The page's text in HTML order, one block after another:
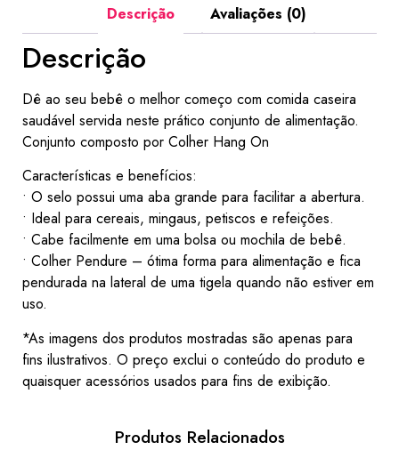
Descrição Avaliações (0)
Descrição
Dê ao seu bebê o melhor começo com comida caseira
saudável servida neste prático conjunto de alimentação.
Conjunto composto por Colher Hang On
Características e benefícios:
• O selo possui uma aba grande para facilitar a abertura.
• Ideal para cereais, mingaus, petiscos e refeições.
• Cabe facilmente em uma bolsa ou mochila de bebê.
• Colher Pendure – ótima forma para alimentação e fica
pendurada na lateral de uma tigela quando não estiver em
uso.
*As imagens dos produtos mostradas são apenas para
fins ilustrativos. O preço exclui o conteúdo do produto e
quaisquer acessórios usados ​​para fins de exibição.
Produtos Relacionados